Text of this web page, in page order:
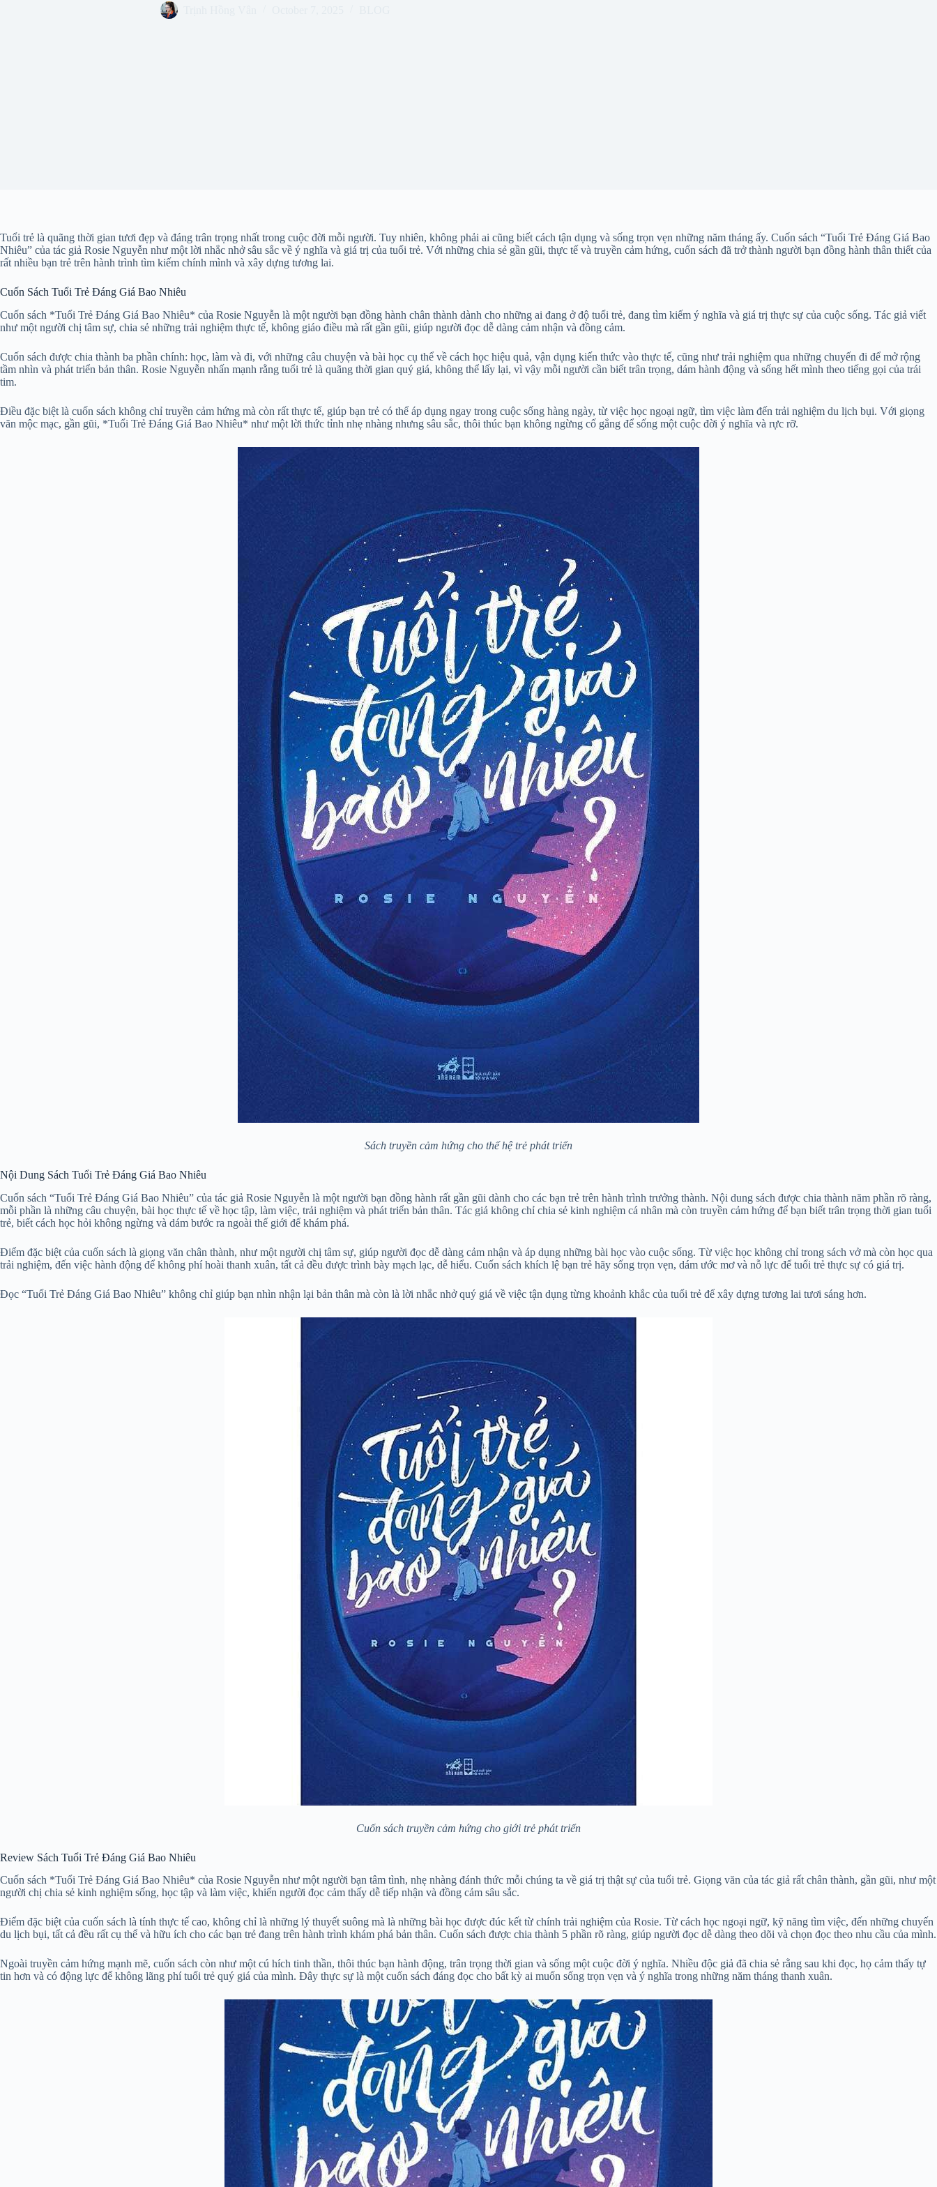
Tuổi trẻ là quãng thời gian tươi đẹp và đáng trân trọng nhất trong cuộc đời mỗi người. Tuy nhiên, không phải ai cũng biết cách tận dụng và sống trọn vẹn những năm tháng ấy. Cuốn sách “Tuổi Trẻ Đáng Giá Bao
Nhiêu” của tác giả Rosie Nguyễn như một lời nhắc nhở sâu sắc về ý nghĩa và giá trị của tuổi trẻ. Với những chia sẻ gần gũi, thực tế và truyền cảm hứng, cuốn sách đã trở thành người bạn đồng hành thân thiết của
rất nhiều bạn trẻ trên hành trình tìm kiếm chính mình và xây dựng tương lai.
Cuốn Sách Tuổi Trẻ Đáng Giá Bao Nhiêu
Cuốn sách *Tuổi Trẻ Đáng Giá Bao Nhiêu* của Rosie Nguyễn là một người bạn đồng hành chân thành dành cho những ai đang ở độ tuổi trẻ, đang tìm kiếm ý nghĩa và giá trị thực sự của cuộc sống. Tác giả viết
như một người chị tâm sự, chia sẻ những trải nghiệm thực tế, không giáo điều mà rất gần gũi, giúp người đọc dễ dàng cảm nhận và đồng cảm.
Cuốn sách được chia thành ba phần chính: học, làm và đi, với những câu chuyện và bài học cụ thể về cách học hiệu quả, vận dụng kiến thức vào thực tế, cũng như trải nghiệm qua những chuyến đi để mở rộng
tầm nhìn và phát triển bản thân. Rosie Nguyễn nhấn mạnh rằng tuổi trẻ là quãng thời gian quý giá, không thể lấy lại, vì vậy mỗi người cần biết trân trọng, dám hành động và sống hết mình theo tiếng gọi của trái
tim.
Điều đặc biệt là cuốn sách không chỉ truyền cảm hứng mà còn rất thực tế, giúp bạn trẻ có thể áp dụng ngay trong cuộc sống hàng ngày, từ việc học ngoại ngữ, tìm việc làm đến trải nghiệm du lịch bụi. Với giọng
văn mộc mạc, gần gũi, *Tuổi Trẻ Đáng Giá Bao Nhiêu* như một lời thức tỉnh nhẹ nhàng nhưng sâu sắc, thôi thúc bạn không ngừng cố gắng để sống một cuộc đời ý nghĩa và rực rỡ.
Sách truyền cảm hứng cho thế hệ trẻ phát triển
Nội Dung Sách Tuổi Trẻ Đáng Giá Bao Nhiêu
Cuốn sách “Tuổi Trẻ Đáng Giá Bao Nhiêu” của tác giả Rosie Nguyễn là một người bạn đồng hành rất gần gũi dành cho các bạn trẻ trên hành trình trưởng thành. Nội dung sách được chia thành năm phần rõ ràng,
mỗi phần là những câu chuyện, bài học thực tế về học tập, làm việc, trải nghiệm và phát triển bản thân. Tác giả không chỉ chia sẻ kinh nghiệm cá nhân mà còn truyền cảm hứng để bạn biết trân trọng thời gian tuổi
trẻ, biết cách học hỏi không ngừng và dám bước ra ngoài thế giới để khám phá.
Điểm đặc biệt của cuốn sách là giọng văn chân thành, như một người chị tâm sự, giúp người đọc dễ dàng cảm nhận và áp dụng những bài học vào cuộc sống. Từ việc học không chỉ trong sách vở mà còn học qua
trải nghiệm, đến việc hành động để không phí hoài thanh xuân, tất cả đều được trình bày mạch lạc, dễ hiểu. Cuốn sách khích lệ bạn trẻ hãy sống trọn vẹn, dám ước mơ và nỗ lực để tuổi trẻ thực sự có giá trị.
Đọc “Tuổi Trẻ Đáng Giá Bao Nhiêu” không chỉ giúp bạn nhìn nhận lại bản thân mà còn là lời nhắc nhở quý giá về việc tận dụng từng khoảnh khắc của tuổi trẻ để xây dựng tương lai tươi sáng hơn.
Cuốn sách truyền cảm hứng cho giới trẻ phát triển
Review Sách Tuổi Trẻ Đáng Giá Bao Nhiêu
Cuốn sách *Tuổi Trẻ Đáng Giá Bao Nhiêu* của Rosie Nguyễn như một người bạn tâm tình, nhẹ nhàng đánh thức mỗi chúng ta về giá trị thật sự của tuổi trẻ. Giọng văn của tác giả rất chân thành, gần gũi, như một
người chị chia sẻ kinh nghiệm sống, học tập và làm việc, khiến người đọc cảm thấy dễ tiếp nhận và đồng cảm sâu sắc.
Điểm đặc biệt của cuốn sách là tính thực tế cao, không chỉ là những lý thuyết suông mà là những bài học được đúc kết từ chính trải nghiệm của Rosie. Từ cách học ngoại ngữ, kỹ năng tìm việc, đến những chuyến
du lịch bụi, tất cả đều rất cụ thể và hữu ích cho các bạn trẻ đang trên hành trình khám phá bản thân. Cuốn sách được chia thành 5 phần rõ ràng, giúp người đọc dễ dàng theo dõi và chọn đọc theo nhu cầu của mình.
Ngoài truyền cảm hứng mạnh mẽ, cuốn sách còn như một cú hích tinh thần, thôi thúc bạn hành động, trân trọng thời gian và sống một cuộc đời ý nghĩa. Nhiều độc giả đã chia sẻ rằng sau khi đọc, họ cảm thấy tự
tin hơn và có động lực để không lãng phí tuổi trẻ quý giá của mình. Đây thực sự là một cuốn sách đáng đọc cho bất kỳ ai muốn sống trọn vẹn và ý nghĩa trong những năm tháng thanh xuân.